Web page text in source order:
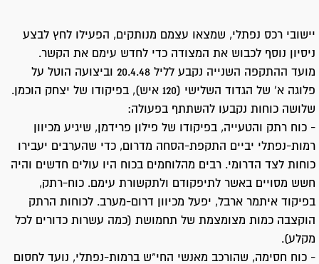
יישובי רכס נפתלי, שמצאו עצמם מנותקים, הפעילו לחץ לבצע
ניסיון נוסף לכבוש את המצודה כדי לחדש עימם את הקשר.
מועד ההתקפה השנייה נקבע לליל 20.4.48 וביצועה הוטל על
פלוגה א' של הגדוד השלישי (120 איש), בפיקודו של יצחק הוכמן.
שלושה כוחות נקבעו להשתתף בפעולה:
- כוח רתק והטעייה, בפיקודו של פילון פרידמן, שיגיע מכיוון
רמות-נפתלי יביים התקפת-הסחה מדרום, כדי שהערבים יעבירו
כוחות לצד הדרומי. רבים מהלוחמים בכוח היו עולים חדשים והיה
חשש מסויים באשר לתיפקודם ולתקשורת עימם. כוח-רתק,
בפיקוד איתמר ארבל, יפעל מכיוון דרום-מערב. לכוחות הרתק
הוקצבה כמות מצומצמת של תחמושת (כמה עשרות כדורים לכל
מקלע).
- כוח חסימה, שהורכב מאנשי החי"ש ברמות-נפתלי, נועד לחסום